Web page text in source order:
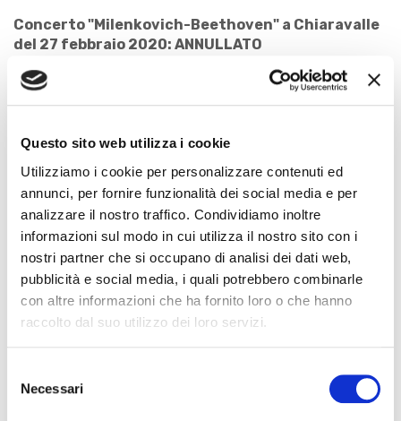
Questo sito web utilizza i cookie
Utilizziamo i cookie per personalizzare contenuti ed
annunci, per fornire funzionalità dei social media e per
analizzare il nostro traffico. Condividiamo inoltre
informazioni sul modo in cui utilizza il nostro sito con i
nostri partner che si occupano di analisi dei dati web,
pubblicità e social media, i quali potrebbero combinarle
con altre informazioni che ha fornito loro o che hanno
raccolto dal suo utilizzo dei loro servizi.
delNecessari
Concerto "Milenkovich-Beethoven" a Chiaravalle
del 27 febbraio 2020: ANNULLATO
I biglietti acquistati (in biglietteria o tramite Vivaticket)
potranno essere rimborsatipresentando il titolo
giornate:
martedì 10 marzo 17,30/20
venerdì 13 marzo 10/12,30
Concerto "Milenkovich-Beethoven" a Jesi del 28
febbraio 2020: SOSPESO
Rimborsi entro il 14/3/2020
I biglietti acquistati (in biglietteria) potranno essere
rimborsatipresentando il titolopresso la biglietteria
del Teatro Pergolesi di Jesi nelle seguenti giornate:
giovedì 12 marzo 9,30-12,30/17-19,30